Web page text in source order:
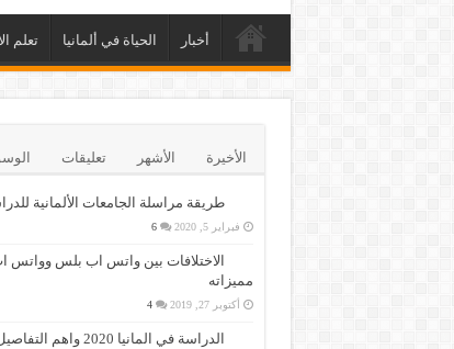
أخبار الحياة في ألمانيا تعلم
الأخيرة الأشهر تعليقات
طريقة مراسلة الجامعات الألمانية
فبراير 5, 2020 6
الاختلافات بين واتس اب بلس وواتس
مميزاته
أكتوبر 27, 2019 4
الدراسة في المانيا 2020 واهم التفاصيل عنها